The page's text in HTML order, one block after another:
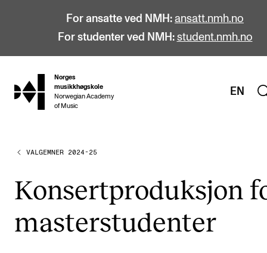
For ansatte ved NMH: ansatt.nmh.no
For studenter ved NMH: student.nmh.no
hjem
Norges
musikkhøgskole
Norwegian Academy
of Music
EN
STUDIER
Bachelor
Master
VALGEMNER 2024-25
Kon­sert­pro­duk­sjon
mas­ter­stu­den­ter